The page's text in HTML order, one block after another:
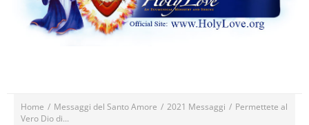
Home / Messaggi del Santo Amore / 2021 Messaggi / Permettete al
Vero Dio di...